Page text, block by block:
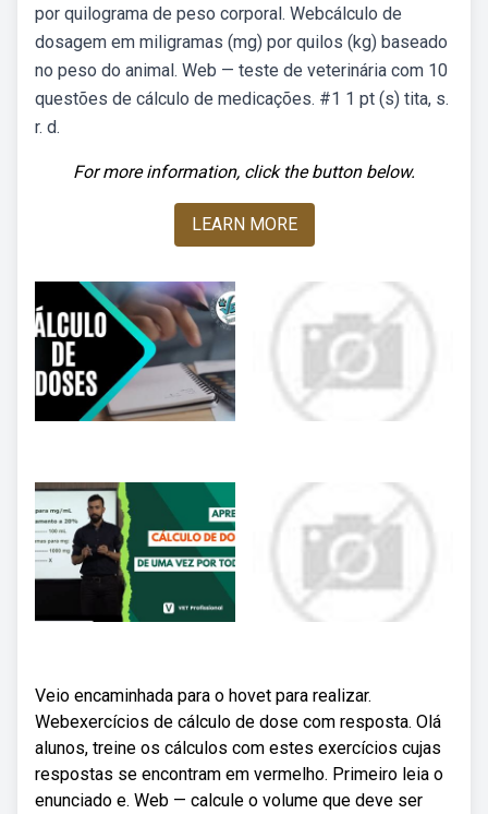
por quilograma de peso corporal. Webcálculo de
dosagem em miligramas (mg) por quilos (kg) baseado
no peso do animal. Web — teste de veterinária com 10
questões de cálculo de medicações. #1 1 pt (s) tita, s.
r. d.
For more information, click the button below.
LEARN MORE
Veio encaminhada para o hovet para realizar.
Webexercícios de cálculo de dose com resposta. Olá
alunos, treine os cálculos com estes exercícios cujas
respostas se encontram em vermelho. Primeiro leia o
enunciado e. Web — calcule o volume que deve ser